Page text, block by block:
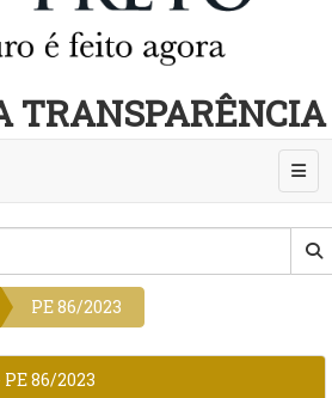
TRANSPARÊNCIA
PE 86/2023
86/2023